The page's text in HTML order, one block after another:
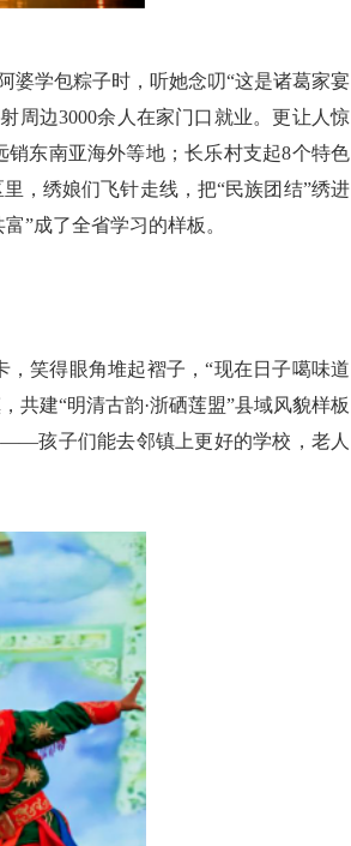
学包粽子时，听她念叨“这是诸葛家宴
周边3000余人在家门口就业。更让人惊
东南亚海外等地；长乐村支起8个特色
，绣娘们飞针走线，把“民族团结”绣进
”成了全省学习的样板。
笑得眼角堆起褶子，“现在日子噶味道
共建“明清古韵·浙硒莲盟”县域风貌样板
——孩子们能去邻镇上更好的学校，老人